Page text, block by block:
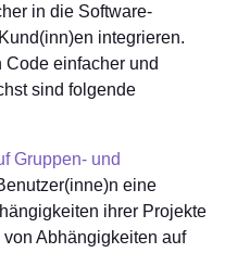
in die Software-
integrieren.
einfacher und
sind folgende
Gruppen- und
eine
ihrer Projekte
Abhängigkeiten auf